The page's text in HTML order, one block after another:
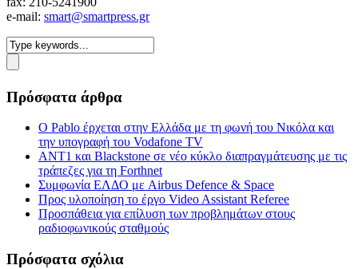
e-mail: smart@smartpress.gr
Πρόσφατα άρθρα
Ο Pablo έρχεται στην Ελλάδα με τη φωνή του Νικόλα και
την υπογραφή του Vodafone TV
ΑΝΤ1 και Blackstone σε νέο κύκλο διαπραγμάτευσης με τις
τράπεζες για τη Forthnet
Συμφωνία ΕΛΔΟ με Airbus Defence & Space
Προς υλοποίηση το έργο Video Assistant Referee
Προσπάθεια για επίλυση των προβλημάτων στους
ραδιοφωνικούς σταθμούς
Πρόσφατα σχόλια